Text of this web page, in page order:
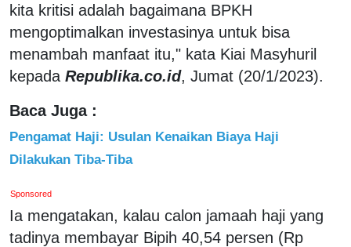
kita kritisi adalah bagaimana BPKH
mengoptimalkan investasinya untuk bisa
menambah manfaat itu," kata Kiai Masyhuril
kepada Republika.co.id, Jumat (20/1/2023).
Baca Juga :
Pengamat Haji: Usulan Kenaikan Biaya Haji
Dilakukan Tiba-Tiba
Sponsored
Ia mengatakan, kalau calon jamaah haji yang
tadinya membayar Bipih 40,54 persen (Rp